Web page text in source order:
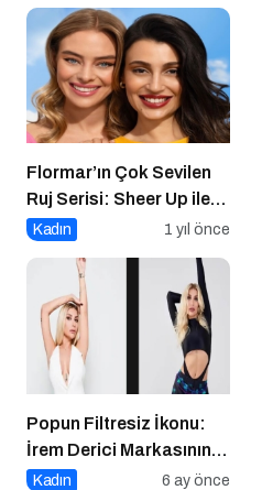
Flormar’ın Çok Sevilen
Ruj Serisi: Sheer Up ile
Gülümse
Kadın 1 yıl önce
Popun Filtresiz İkonu:
İrem Derici Markasının
Genetik Kodları Çözüldü
Kadın 6 ay önce